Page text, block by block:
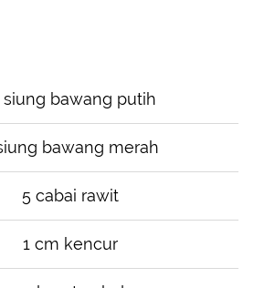
siung bawang putih
bawang merah
5 cabai rawit
1 cm kencur